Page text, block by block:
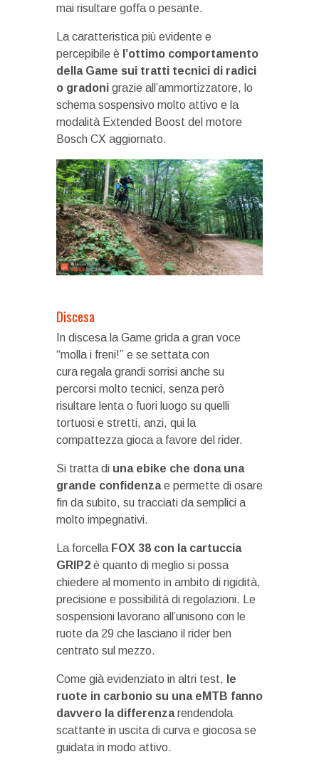
mai risultare goffa o pesante.
La caratteristica più evidente e
percepibile è l’ottimo comportamento
della Game sui tratti tecnici di radici
o gradoni grazie all’ammortizzatore, lo
schema sospensivo molto attivo e la
modalità Extended Boost del motore
Bosch CX aggiornato.
Discesa
In discesa la Game grida a gran voce
“molla i freni!” e se settata con
cura regala grandi sorrisi anche su
percorsi molto tecnici, senza però
risultare lenta o fuori luogo su quelli
tortuosi e stretti, anzi, qui la
compattezza gioca a favore del rider.
Si tratta di una ebike che dona una
grande confidenzae permette di osare
fin da subito, su tracciati da semplici a
molto impegnativi.
La forcella FOX 38 con la cartuccia
GRIP2 è quanto di meglio si possa
chiedere al momento in ambito di rigidità,
precisione e possibilità di regolazioni. Le
sospensioni lavorano all’unisono con le
ruote da 29 che lasciano il rider ben
centrato sul mezzo.
Come già evidenziato in altri test,
le
ruote in carbonio su una eMTB fanno
davvero la differenzarendendola
scattante in uscita di curva e giocosa se
guidata in modo attivo.